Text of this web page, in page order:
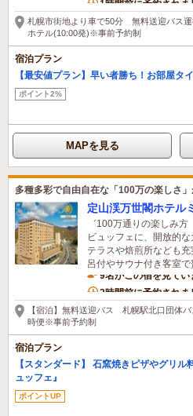
1時間前に予約されま
札幌市街地より車で50分 無料送迎バス
ホテル(10:00発)※事前予約制
宿泊プラン
【最安値プラン】早い者勝ち！お部屋タ
ポイント2%
MAPを見る
多種多彩で自由自在な「100万の楽しさ
定山渓万世閣ホテル
゛100万通りの楽しみ
ビュッフェに、開放的
テラスや焙煎所なども
呂付やサウナ付き客室で
9名がこの宿を見てい
2時間前に予約されま
【宿泊】無料送迎バス 札幌駅北口団体
時便※事前予約制
宿泊プラン
【スタンダード】 石窯焼きピザやグリ
ュッフェ』
ポイントUP